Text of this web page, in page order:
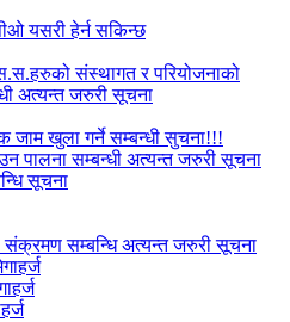
यसरी हेर्न सकिन्छ
संस्थागत र परियोजनाको
अत्यन्त जरुरी सूचना
जाम खुला गर्ने सम्बन्धी सुचना!!!
पालना सम्बन्धी अत्यन्त जरुरी सूचना
सूचना
संक्रमण सम्बन्धि अत्यन्त जरुरी सूचना